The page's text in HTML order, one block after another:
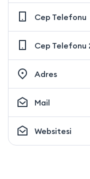
Cep Telefonu
Cep Telefonu
Adres
Mail
Websitesi